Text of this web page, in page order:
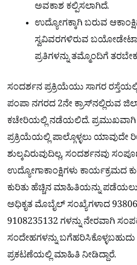
ಅವಕಾಶ ಕಲ್ಪಿಸಲಾಗಿದೆ.
ಉದ್ಯೋಗಕ್ಕಾಗಿ ಬರುವ
ಸ್ವವಿವರಗಳಿರುವ
ಪ್ರತಿಗಳನ್ನು ತಮ್ಮೊಂದಿಗೆ
ಸಂದರ್ಶನ ಪ್ರಕ್ರಿಯೆಯು ಸಾಗರ
ಪಂಪಾ ನಗರದ 2ನೇ ಕ್ರಾಸ್‌ನಲ್ಲಿರುವ
ಕಚೇರಿಯಲ್ಲಿ ನಡೆಯಲಿದೆ.
ಪ್ರಕ್ರಿಯೆಯಲ್ಲಿ ಪಾಲ್ಗೊಳ್ಳಲು ಯಾವುದೇ
ಶುಲ್ಕವಿರುವುದಿಲ್ಲ, ಸಂದರ್ಶನವು
ಉದ್ಯೋಗಾಕಾಂಕ್ಷಿಗಳು ಕಾರ್ಯಕ್ರಮದ
ಕುರಿತು ಹೆಚ್ಚಿನ ಮಾಹಿತಿಯನ್ನು
ಅಧಿಕೃತ ಮೊಬೈಲ್ ಸಂಖ್ಯೆಗಳಾದ
9108235132 ಗಳನ್ನು ನೇರವಾಗಿ
ಸಂದೇಹಗಳನ್ನು
ಪ್ರಕಟಣೆಯಲ್ಲಿ ಮಾಹಿತಿ ನೀಡಿದ್ದಾರೆ.